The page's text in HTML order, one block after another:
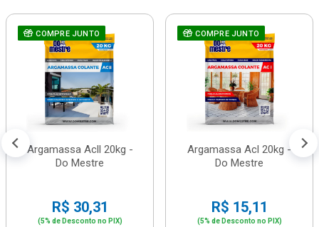
COMPRE JUNTO
Argamassa Acll 20kg -
Do Mestre
R$ 30,31
(5% de Desconto no PIX)
COMPRE JUNTO
Argamassa Acl 20kg -
Do Mestre
R$ 15,11
(5% de Desconto no PIX)